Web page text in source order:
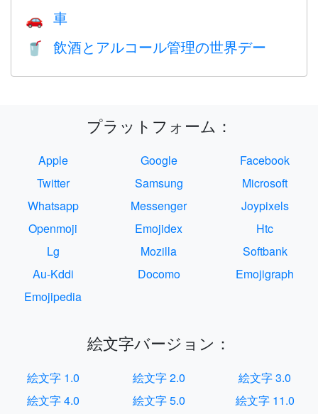
🚗 車
🥤 飲酒とアルコール管理の世界デー
プラットフォーム：
Apple Google
Facebook
Twitter
Samsung
Microsoft
Whatsapp
Messenger
Joypixels
Openmoji
Emojidex
Htc
Lg
Mozilla
Softbank
Au-Kddi
Docomo
Emojigraph
Emojipedia
絵文字バージョン：
絵文字 1.0 絵文字 2.0
絵文字 3.0
絵文字 4.0
絵文字 5.0 絵文字 11.0